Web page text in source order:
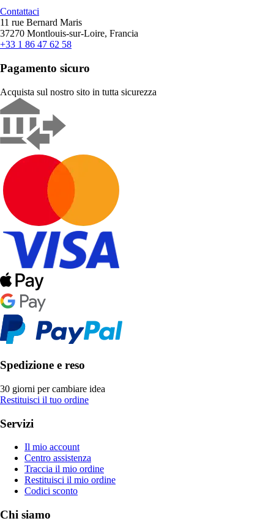
Contattaci
11 rue Bernard Maris
37270 Montlouis-sur-Loire, Francia
+33 1 86 47 62 58
Pagamento sicuro
Acquista sul nostro sito in tutta sicurezza
Spedizione e reso
30 giorni per cambiare idea
Restituisci il tuo ordine
Servizi
Il mio account
Centro assistenza
Traccia il mio ordine
Restituisci il mio ordine
Codici sconto
Chi siamo